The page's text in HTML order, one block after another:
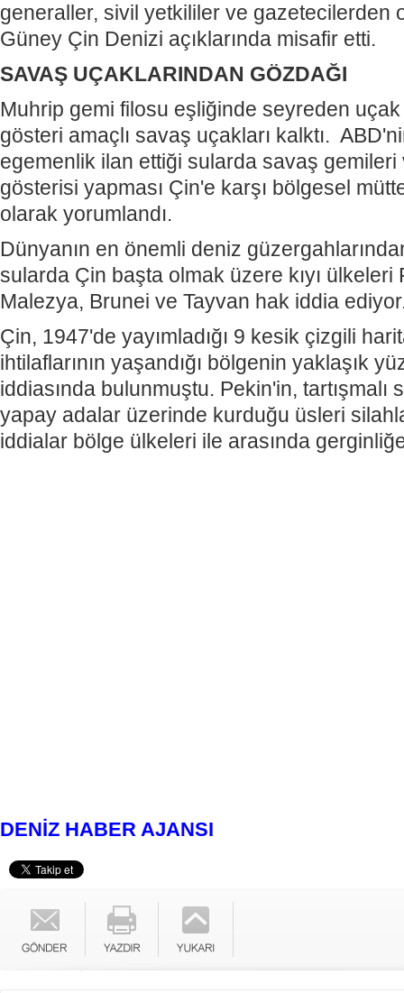
generaller, sivil yetkililer ve gazetecilerden
Güney Çin Denizi açıklarında misafir etti.
SAVAŞ UÇAKLARINDAN GÖZDAĞI
Muhrip gemi filosu eşliğinde seyreden
gösteri amaçlı savaş uçakları kalktı.
egemenlik ilan ettiği sularda savaş gemileri
gösterisi yapması Çin'e karşı bölgesel
olarak yorumlandı.
Dünyanın en önemli deniz
sularda Çin başta olmak üzere kıyı ülkeleri
Malezya, Brunei ve Tayvan hak iddia
Çin, 1947'de yayımladığı 9 kesik çizgili
ihtilaflarının yaşandığı bölgenin yaklaşık
iddiasında bulunmuştu. Pekin'in, tartışmalı
yapay adalar üzerinde kurduğu üsleri
iddialar bölge ülkeleri ile arasında
DENİZ HABER AJANSI